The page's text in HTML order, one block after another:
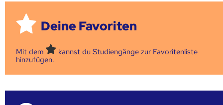
Deine Favoriten
Mit dem
kannst du Studiengänge zur Favoritenliste
hinzufügen.